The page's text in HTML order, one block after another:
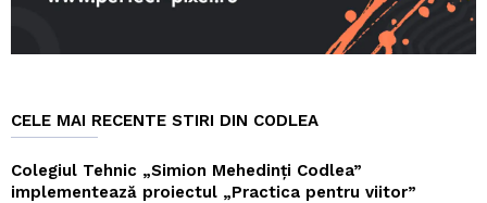
CELE MAI RECENTE STIRI DIN CODLEA
Colegiul Tehnic „Simion Mehedinți Codlea”
implementează proiectul „Practica pentru viitor”